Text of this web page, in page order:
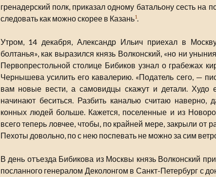
гренадерский полк, приказал одному батальону сесть
следовать как можно скорее в Казань1.
Утром, 14 декабря, Александр Ильич приехал в
болтанья», как выразился князь Волконский, «но ни
Первопрестольной столице Бибиков узнал о грабежах
Чернышева усилить его кавалерию. «Податель сего, —
вам новые вести, а самовидцы скажут и детали. Худо
начинают беситься. Разбить каналью считаю наверно,
конных людей больше. Кажется, поселенные и из
всего теперь ловчее, чтобы, по крайней мере, закрыли от
Пехоты довольно, по с нею поспевать не можно за сим
В день отъезда Бибикова из Москвы князь Волконский
посланного генералом Деколонгом в Санкт-Петербург с